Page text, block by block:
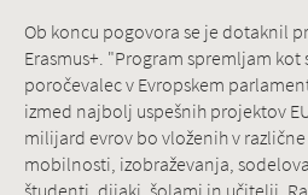
Ob koncu pogovora se je dotaknil
Erasmus+. "Program spremljam kot
poročevalec v Evropskem
izmed najbolj uspešnih projektov
milijard evrov bo vloženih v
mobilnosti, izobraževanja,